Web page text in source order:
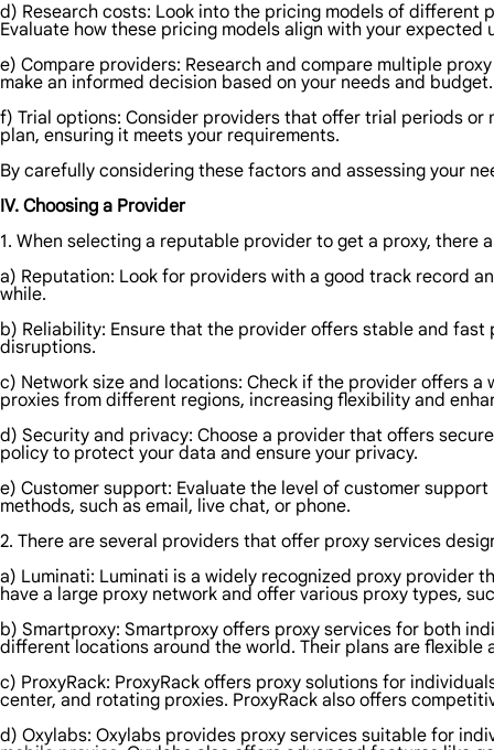
d) Research costs: Look into the pricing models of different
Evaluate how these pricing models align with your expected
e) Compare providers: Research and compare multiple
make an informed decision based on your needs and budget.
f) Trial options: Consider providers that offer trial periods
plan, ensuring it meets your requirements.
By carefully considering these factors and assessing your
IV. Choosing a Provider
1. When selecting a reputable provider to get a proxy, there
a) Reputation: Look for providers with a good track record
while.
b) Reliability: Ensure that the provider offers stable and
disruptions.
c) Network size and locations: Check if the provider offers
proxies from different regions, increasing flexibility and
d) Security and privacy: Choose a provider that offers
policy to protect your data and ensure your privacy.
e) Customer support: Evaluate the level of customer
methods, such as email, live chat, or phone.
2. There are several providers that offer proxy services
a) Luminati: Luminati is a widely recognized proxy provider
have a large proxy network and offer various proxy types,
b) Smartproxy: Smartproxy offers proxy services for both
different locations around the world. Their plans are
c) ProxyRack: ProxyRack offers proxy solutions for
center, and rotating proxies. ProxyRack also offers
d) Oxylabs: Oxylabs provides proxy services suitable for